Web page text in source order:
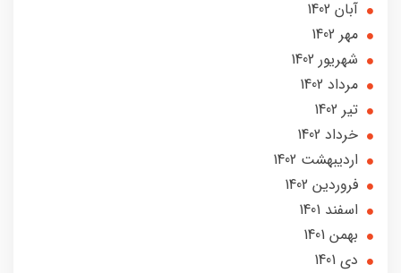
آبان 1402
مهر 1402
شهریور 1402
مرداد 1402
تير 1402
خرداد 1402
ارديبهشت 1402
فروردین 1402
اسفند 1401
بهمن 1401
دی 1401